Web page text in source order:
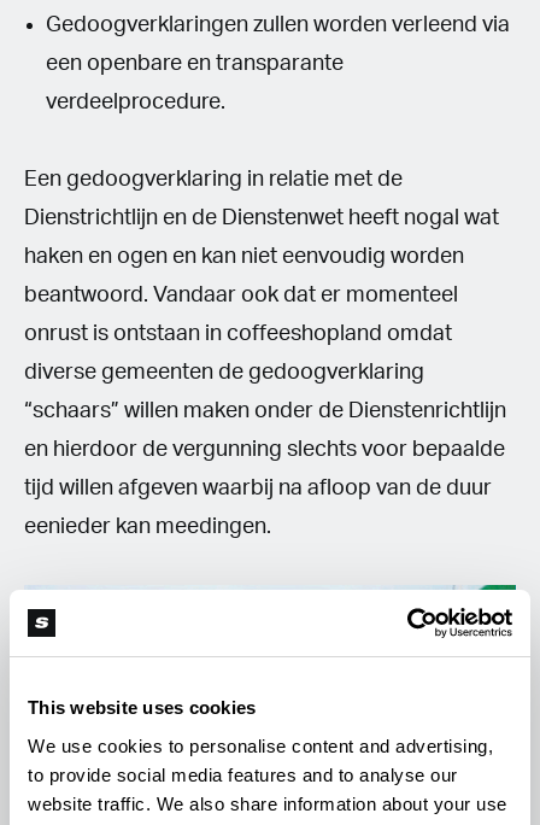
This website uses cookies
We use cookies to personalise content and advertising,
to provide social media features and to analyse our
website traffic. We also share information about your use
Gedoogverklaringen zullen worden verleend via
een openbare en transparante
verdeelprocedure.
Een gedoogverklaring in relatie met de
Dienstrichtlijn en de Dienstenwet heeft nogal wat
haken en ogen en kan niet eenvoudig worden
beantwoord. Vandaar ook dat er momenteel
onrust is ontstaan in coffeeshopland omdat
diverse gemeenten de gedoogverklaring
“schaars” willen maken onder de Dienstenrichtlijn
en hierdoor de vergunning slechts voor bepaalde
tijd willen afgeven waarbij na afloop van de duur
eenieder kan meedingen.